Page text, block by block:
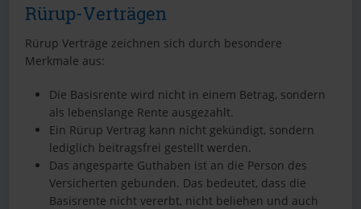
Rürup-Verträgen
Rürup Verträge zeichnen sich durch besondere
Merkmale aus:
Die Basisrente wird nicht in einem Betrag, sondern
als lebenslange Rente ausgezahlt.
Ein Rürup Vertrag kann nicht gekündigt, sondern
lediglich beitragsfrei gestellt werden.
Das angesparte Guthaben ist an die Person des
Versicherten gebunden. Das bedeutet, dass die
Basisrente nicht vererbt, nicht beliehen und auch